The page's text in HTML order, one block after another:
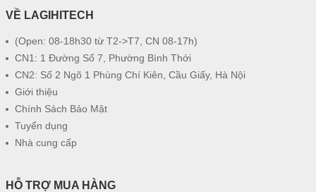
VỀ LAGIHITECH
(Open: 08-18h30 từ T2->T7, CN 08-17h)
CN1: 1 Đường Số 7, Phường Bình Thới
CN2: Số 2 Ngõ 1 Phùng Chí Kiên, Cầu Giấy, Hà Nội
Giới thiệu
Chính Sách Bảo Mật
Tuyển dụng
Nhà cung cấp
HỖ TRỢ MUA HÀNG